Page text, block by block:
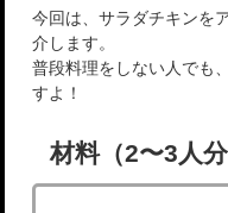
今回は、サラダチキンを
介します。
普段料理をしない人でも
すよ！
材料（2〜3人分